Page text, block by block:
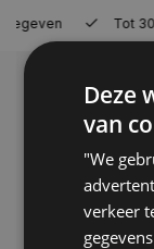
Tot 30 dagen
06-39119169
Deze
van
"We
verkeer